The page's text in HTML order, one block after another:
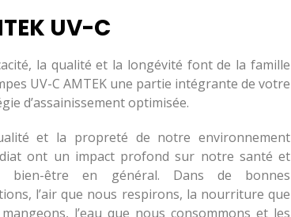
UV-C
la qualité et la longévité font de la famille
UV-C AMTEK une partie intégrante de votre
d’assainissement optimisée.
et la propreté de notre environnement
ont un impact profond sur notre santé et
bien-être en général. Dans de bonnes
l’air que nous respirons, la nourriture que
l’eau que nous consommons et les